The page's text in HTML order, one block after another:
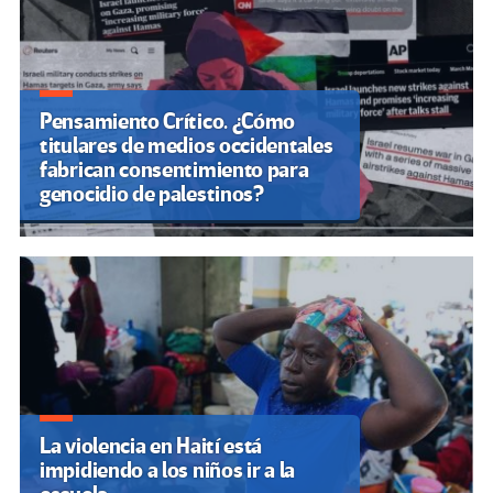
Pensamiento Crítico. ¿Cómo
titulares de medios occidentales
fabrican consentimiento para
genocidio de palestinos?
La violencia en Haití está
impidiendo a los niños ir a la